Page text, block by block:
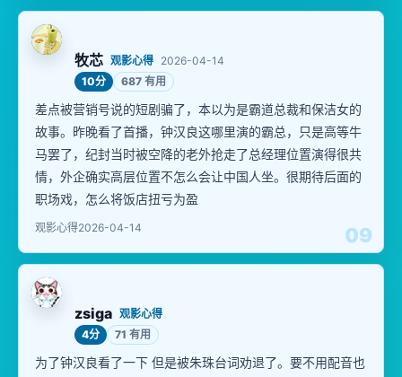
09
牧芯 观影心得 2026-04-14
10分
687 有用
差点被营销号说的短剧骗了，本以为是霸道总裁和保洁女的
故事。昨晚看了首播，钟汉良这哪里演的霸总，只是高等牛
马罢了，纪封当时被空降的老外抢走了总经理位置演得很共
情，外企确实高层位置不怎么会让中国人坐。很期待后面的
职场戏，怎么将饭店扭亏为盈
观影心得2026-04-14
zsiga 观影心得
4分
71 有用
为了钟汉良看了一下 但是被朱珠台词劝退了。要不用配音也